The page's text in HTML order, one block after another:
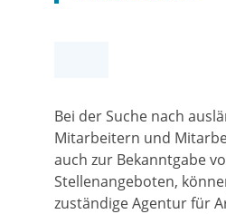
Bei der Suche nach
Mitarbeitern und
auch zur Bekanntgabe
Stellenangeboten,
zuständige Agentur für